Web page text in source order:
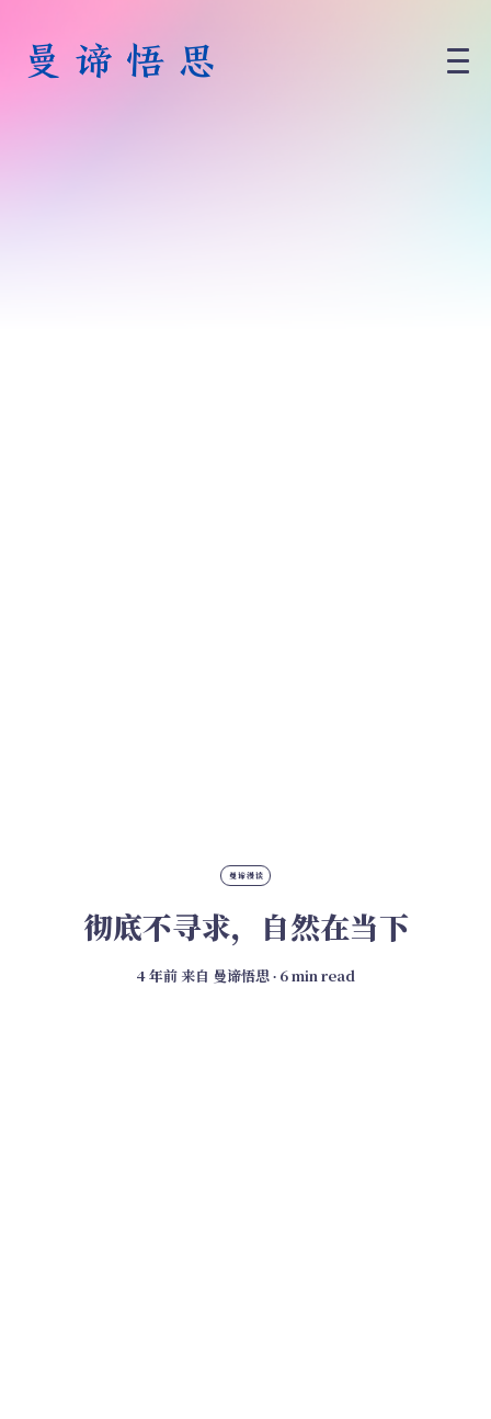
曼谛漫谈
彻底不寻求，自然在当下
4 年前来自 曼谛悟思∙ 6 min read